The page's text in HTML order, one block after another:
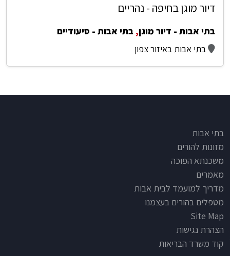
דיור מוגן בחיפה - נהריים
בתי אבות - דיור מוגן, בתי אבות - סיעודיים
בתי אבות באיזור צפון
Footer
בתי אבות
מזונות להורים
משכנתא הפוכה
מאמרים
מדריך למועמד לבית אבות
מטפלים בהורים בעצמנו
Site Map
הצהרת נגישות
קוד משרד הבריאות